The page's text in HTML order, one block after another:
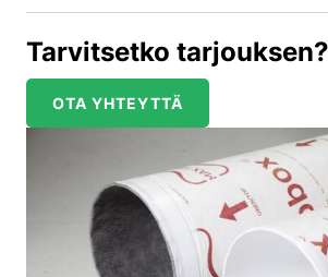
Tarvitsetko tarjouksen?
OTA YHTEYTTÄ